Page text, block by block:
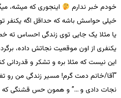
خودم خبر ندارم
اینجوری که میشه،
خیلی حواسش باشه که حداقل اگه یکنفر
یا مثلا یک جایی توی زندگی احساس ته
یکنفری از اون موقعیت نجاتش داده،
این نیست که مثلا بره و تشکر و قدردانی
“آقا/خانم دمت گرم! مسیر زندگی من رو
نجات دادی و …” و همون حس قشنگی که